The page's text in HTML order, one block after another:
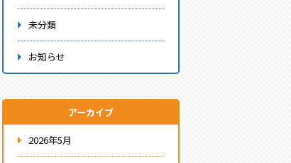
未分類
お知らせ
アーカイブ
2026年5月